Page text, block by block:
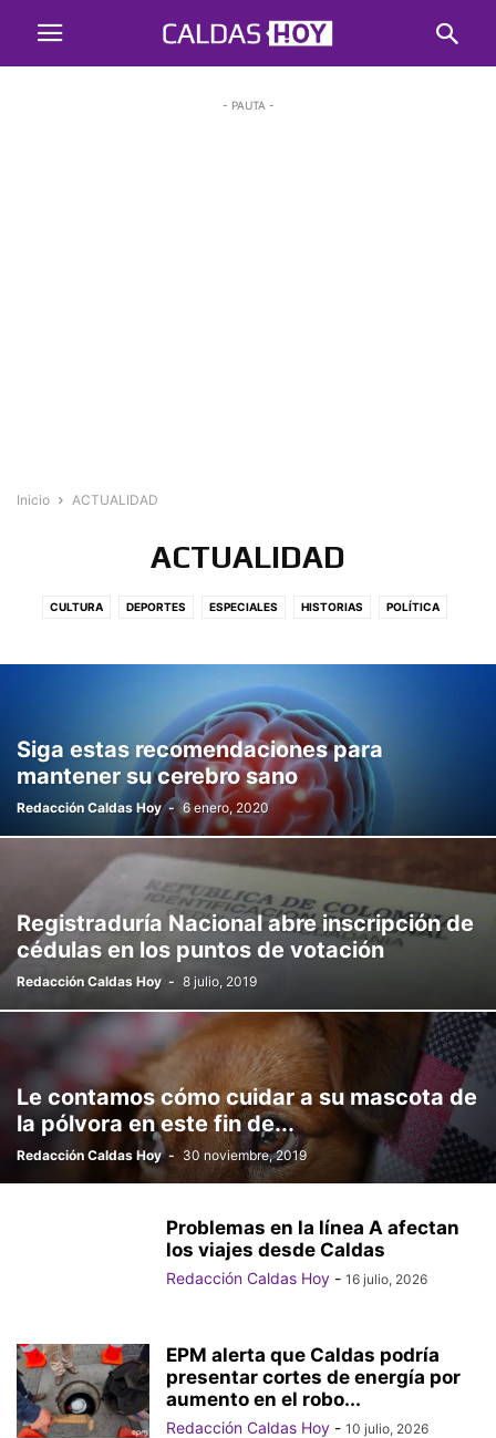
- PAUTA -
Inicio ACTUALIDAD
ACTUALIDAD
CULTURA DEPORTES ESPECIALES HISTORIAS POLÍTICA
Siga estas recomendaciones para
mantener su cerebro sano
Redacción Caldas Hoy - 6 enero, 2020
Registraduría Nacional abre inscripción de
cédulas en los puntos de votación
Redacción Caldas Hoy - 8 julio, 2019
Le contamos cómo cuidar a su mascota de
la pólvora en este fin de...
Redacción Caldas Hoy - 30 noviembre, 2019
Problemas en la línea A afectan
los viajes desde Caldas
Redacción Caldas Hoy - 16 julio, 2026
EPM alerta que Caldas podría
presentar cortes de energía por
aumento en el robo...
Redacción Caldas Hoy - 10 julio, 2026